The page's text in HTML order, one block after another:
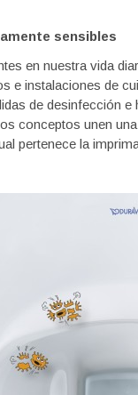
sensibles
en nuestra vida
e instalaciones de
de desinfección e
conceptos unen
pertenece la